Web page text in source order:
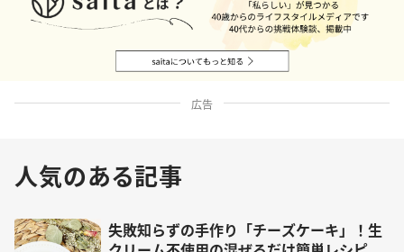
広告
人気のある記事
失敗知らずの手作り「チーズケーキ」！生